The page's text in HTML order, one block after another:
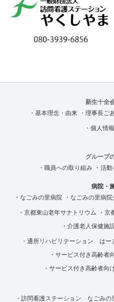
新生十全
・基本理念・由来
・理事長ご
・個人情
グループ
・職員への取り組み
・活
病院・
・なごみの里病院
・なごみの里病
・京都東山老年サナトリウム
・京
・介護老人保健
・通所リハビリテーション はー
・サービス付き高齢
・サービス付き高齢者
・訪問看護ステーション なごみの